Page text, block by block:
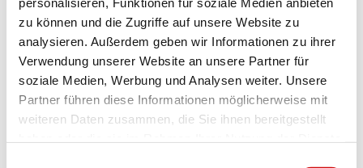
zu können und die Zugriffe auf unsere Website zu
analysieren. Außerdem geben wir Informationen zu ihrer
Verwendung unserer Website an unsere Partner für
soziale Medien, Werbung und Analysen weiter. Unsere
Partner führen diese Informationen möglicherweise mit
weiteren Daten zusammen, die Sie ihnen bereitgestellt